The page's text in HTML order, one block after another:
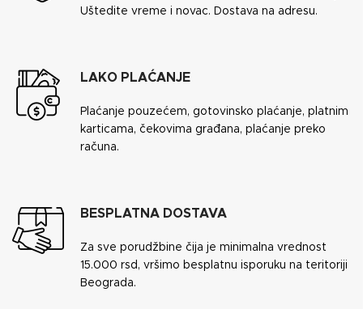
Uštedite vreme i novac. Dostava na adresu.
LAKO PLAĆANJE
Plaćanje pouzećem, gotovinsko plaćanje, platnim
karticama, čekovima građana, plaćanje preko
računa.
BESPLATNA DOSTAVA
Za sve porudžbine čija je minimalna vrednost
15.000 rsd, vršimo besplatnu isporuku na teritoriji
Beograda.